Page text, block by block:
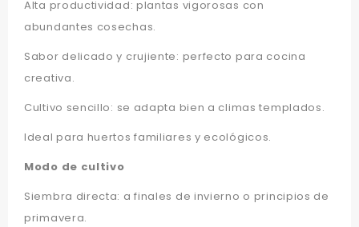
Alta productividad: plantas vigorosas con
abundantes cosechas.
Sabor delicado y crujiente: perfecto para cocina
creativa.
Cultivo sencillo: se adapta bien a climas templados.
Ideal para huertos familiares y ecológicos.
Modo de cultivo
Siembra directa: a finales de invierno o principios de
primavera.